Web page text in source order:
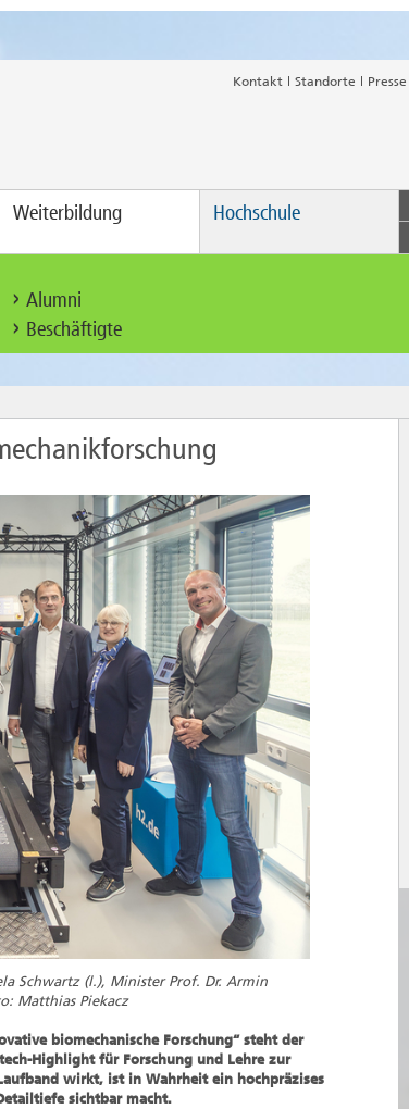
Kontakt Standorte Presse
Weiterbildung Hochschule
Alumni
Beschäftigte
Schwartz (l.), Minister Prof. Dr. Armin
Matthias Piekacz
biomechanische Forschung“ steht der
Highlight für Forschung und Lehre zur
wirkt, ist in Wahrheit ein hochpräzises
sichtbar macht.